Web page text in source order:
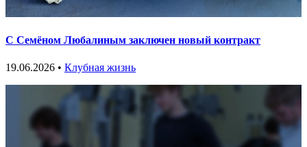
С Семёном Любалиным заключен новый контракт
19.06.2026 • Клубная жизнь